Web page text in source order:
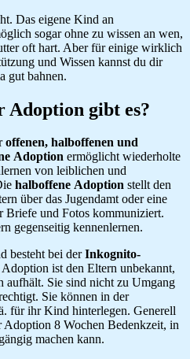
Das eigene Kind an
sogar ohne zu wissen an wen,
oft hart. Aber für einige wirklich
und Wissen kannst du dir
gut bahnen.
Adoption gibt es?
offenen, halboffenen und
Adoption ermöglicht wiederholte
von leiblichen und
halboffene Adoption stellt den
über das Jugendamt oder eine
Briefe und Fotos kommuniziert.
gegenseitig kennenlernen.
besteht bei derInkognito-
ist den Eltern unbekannt,
Sie sind nicht zu Umgang
Sie können in der
für ihr Kind hinterlegen. Generell
Adoption 8 Wochen Bedenkzeit, in
machen kann.